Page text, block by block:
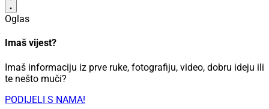
Oglas
Imaš vijest?
Imaš informaciju iz prve ruke, fotografiju, video, dobru ideju ili
te nešto muči?
PODIJELI S NAMA!